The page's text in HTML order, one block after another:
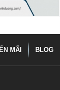
MÃI BLOG